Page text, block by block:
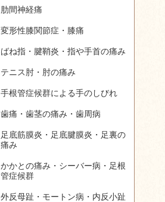
肋間神経痛
変形性膝関節症・膝痛
ばね指・腱鞘炎・指や手首の痛み
テニス肘・肘の痛み
手根管症候群による手のしびれ
歯痛・歯茎の痛み・歯周病
足底筋膜炎・足底腱膜炎・足裏の
痛み
かかとの痛み・シーバー病・足根
管症候群
外反母趾・モートン病・内反小趾